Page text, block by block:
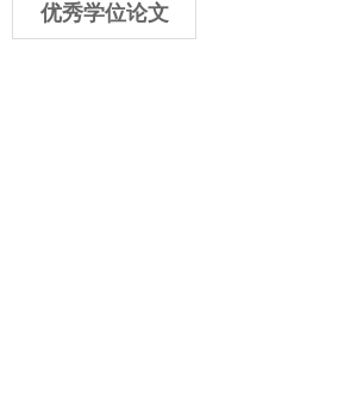
优秀学位论文